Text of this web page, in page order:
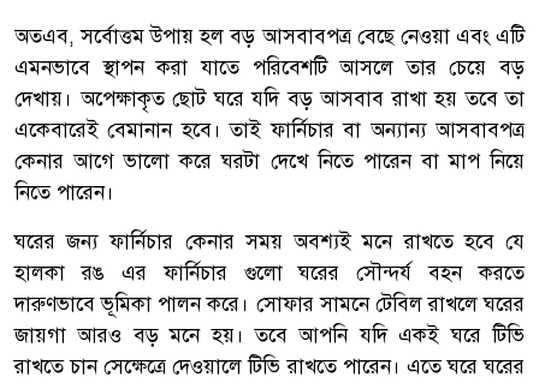
অতএব, সর্বোত্তম উপায় হল বড় আসবাবপত্র বেছে নেওয়া এবং এটি
এমনভাবে স্থাপন করা যাতে পরিবেশটি আসলে তার চেয়ে বড়
দেখায়। অপেক্ষাকৃত ছোট ঘরে যদি বড় আসবাব রাখা হয় তবে তা
একেবারেই বেমানান হবে। তাই ফার্নিচার বা অন্যান্য আসবাবপত্র
কেনার আগে ভালো করে ঘরটা দেখে নিতে পারেন বা মাপ নিয়ে
নিতে পারেন।
ঘরের জন্য ফার্নিচার কেনার সময় অবশ্যই মনে রাখতে হবে যে
হালকা রঙ এর ফার্নিচার গুলো ঘরের সৌন্দর্য বহন করতে
দারুণভাবে ভূমিকা পালন করে। সোফার সামনে টেবিল রাখলে ঘরের
জায়গা আরও বড় মনে হয়। তবে আপনি যদি একই ঘরে টিভি
রাখতে চান সেক্ষেত্রে দেওয়ালে টিভি রাখতে পারেন। এতে ঘরে ঘরের